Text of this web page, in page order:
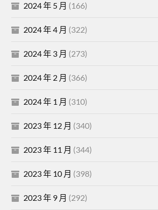
2024 年 5 月 (166)
2024 年 4 月 (322)
2024 年 3 月 (273)
2024 年 2 月 (366)
2024 年 1 月 (310)
2023 年 12 月 (340)
2023 年 11 月 (344)
2023 年 10 月 (398)
2023 年 9 月 (292)